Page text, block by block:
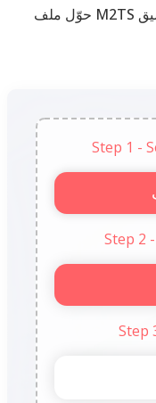
حوّل ملف M2TS الخاص بك إلى تنسيق AVI في 3 خطوات
Step 1 -
Step 2
Step